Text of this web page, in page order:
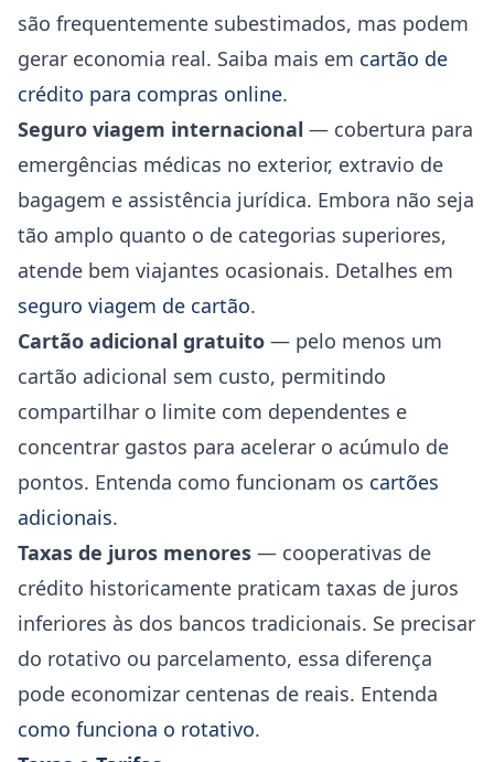
são frequentemente subestimados, mas podem
gerar economia real. Saiba mais em cartão de
crédito para compras online.
Seguro viagem internacional — cobertura para
emergências médicas no exterior, extravio de
bagagem e assistência jurídica. Embora não seja
tão amplo quanto o de categorias superiores,
atende bem viajantes ocasionais. Detalhes em
seguro viagem de cartão.
Cartão adicional gratuito — pelo menos um
cartão adicional sem custo, permitindo
compartilhar o limite com dependentes e
concentrar gastos para acelerar o acúmulo de
pontos. Entenda como funcionam os cartões
adicionais.
Taxas de juros menores — cooperativas de
crédito historicamente praticam taxas de juros
inferiores às dos bancos tradicionais. Se precisar
do rotativo ou parcelamento, essa diferença
pode economizar centenas de reais. Entenda
como funciona o rotativo.